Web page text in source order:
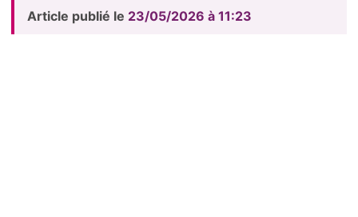
Article publié le 23/05/2026 à 11:23